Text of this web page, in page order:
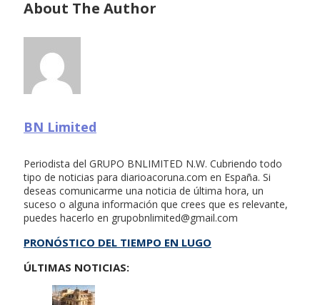
About The Author
BN Limited
Periodista del GRUPO BNLIMITED N.W. Cubriendo todo
tipo de noticias para diarioacoruna.com en España. Si
deseas comunicarme una noticia de última hora, un
suceso o alguna información que crees que es relevante,
puedes hacerlo en grupobnlimited@gmail.com
PRONÓSTICO DEL TIEMPO EN LUGO
ÚLTIMAS NOTICIAS: